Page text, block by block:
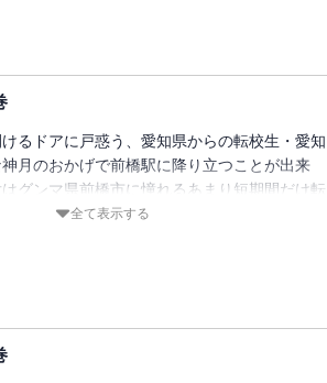
るドアに戸惑う、愛知県からの転校生・愛知
月のおかげで前橋駅に降り立つことが出来
グンマ県前橋市に憧れるあまり短期間だけ転
と。愛知は神月に懐き、篠岡、イエティ、一矢
全て表示する